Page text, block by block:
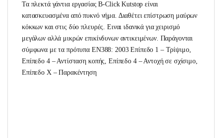
Τα πλεκτά γάντια εργασίας B-Click Kutstop είναι
κατασκευασμένα από πυκνό νήμα. Διαθέτει επίστρωση μαύρων
κόκκων και στις δύο πλευρές. Ειναι ιδανικά για χειρισμό
μεγάλων αλλά μικρών επικίνδυνων αντικειμένων. Παράγονται
σύμφωνα με τα πρότυπα EN388: 2003 Επίπεδο 1 – Τρίψιμο,
Επίπεδο 4 – Αντίσταση κοπής, Επίπεδο 4 – Αντοχή σε σχίσιμο,
Επίπεδο Χ – Παρακέντηση